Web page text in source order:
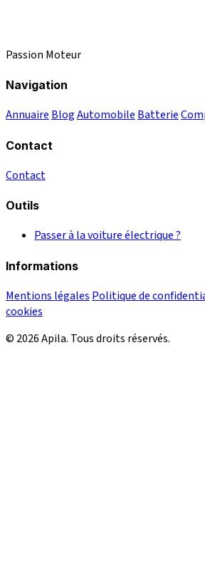
Passion Moteur
Navigation
Annuaire BlogAutomobile Batterie
Contact
Contact
Outils
Passer à la voiture électrique ?
Informations
Mentions légales Politique de
cookies
© 2026 Apila. Tous droits réservés.